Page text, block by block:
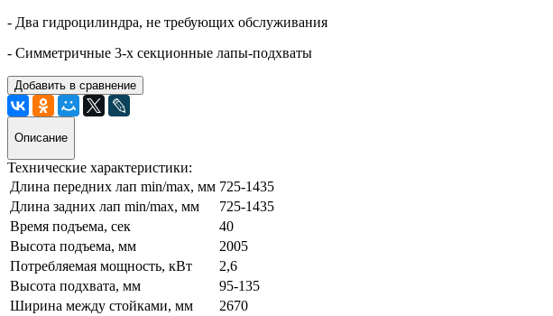
- Два гидроцилиндра, не требующих обслуживания
- Симметричные 3-х секционные лапы-подхваты
Добавить в сравнение
Описание
Технические характеристики:
Длина передних лап min/max, мм 725-1435
Длина задних лап min/max, мм
725-1435
Время подъема, сек
40
Высота подъема, мм
2005
Потребляемая мощность, кВт
2,6
Высота подхвата, мм
95-135
Ширина между стойками, мм
2670